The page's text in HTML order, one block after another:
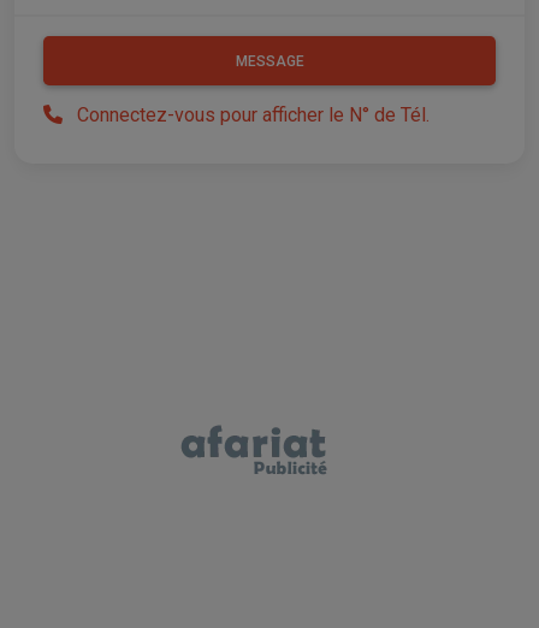
MESSAGE
Connectez-vous pour afficher le N° de Tél.